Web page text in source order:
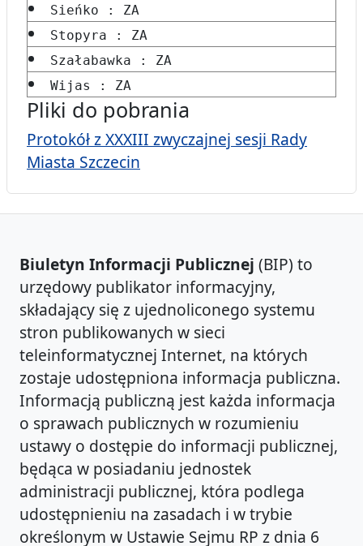
Sieńko : ZA
Stopyra : ZA
Szałabawka : ZA
Wijas : ZA
Pliki do pobrania
Protokół z XXXIII zwyczajnej sesji Rady
Miasta Szczecin
Biuletyn Informacji Publicznej (BIP) to
urzędowy publikator informacyjny,
składający się z ujednoliconego systemu
stron publikowanych w sieci
teleinformatycznej Internet, na których
zostaje udostępniona informacja publiczna.
Informacją publiczną jest każda informacja
o sprawach publicznych w rozumieniu
ustawy o dostępie do informacji publicznej,
będąca w posiadaniu jednostek
administracji publicznej, która podlega
udostępnieniu na zasadach i w trybie
określonym w Ustawie Sejmu RP z dnia 6